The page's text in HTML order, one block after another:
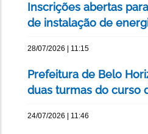
Inscrições abertas
de instalação de
28/07/2026 | 11:15
Prefeitura de Belo
duas turmas do curso
24/07/2026 | 11:46